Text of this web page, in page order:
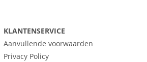
KLANTENSERVICE
Aanvullende voorwaarden
Privacy Policy